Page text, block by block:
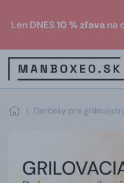
Len DNES10 % zľava na
| Darčeky pre